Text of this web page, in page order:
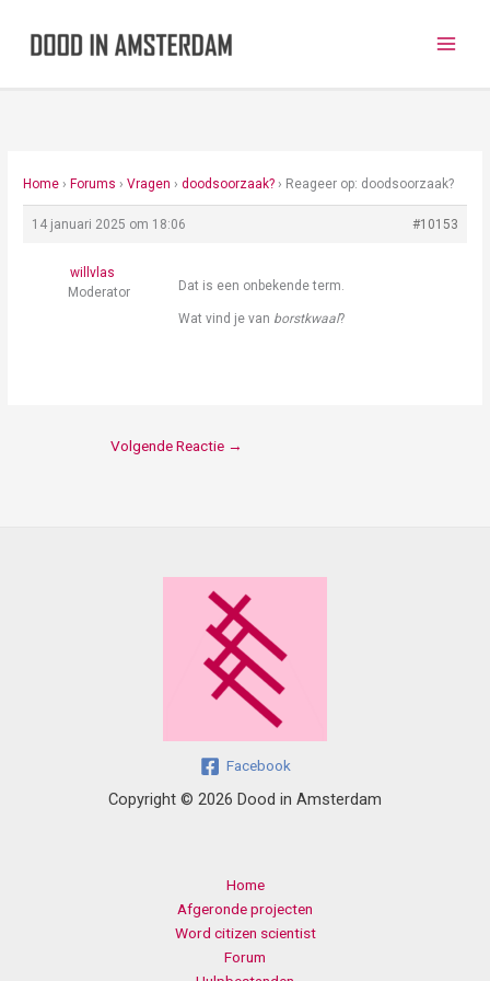
Home › Forums › Vragen › doodsoorzaak? › Reageer op: doodsoorzaak?
14 januari 2025 om 18:06 #10153
willvlas
Moderator
Dat is een onbekende term.
Wat vind je van borstkwaal?
Volgende Reactie →
Facebook
Copyright © 2026 Dood in Amsterdam
Home
Afgeronde projecten
Word citizen scientist
Forum